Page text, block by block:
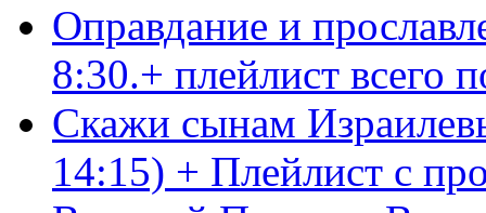
Оправдание и
8:30.+ плейлист
Скажи сынам
14:15) + Плейлист с